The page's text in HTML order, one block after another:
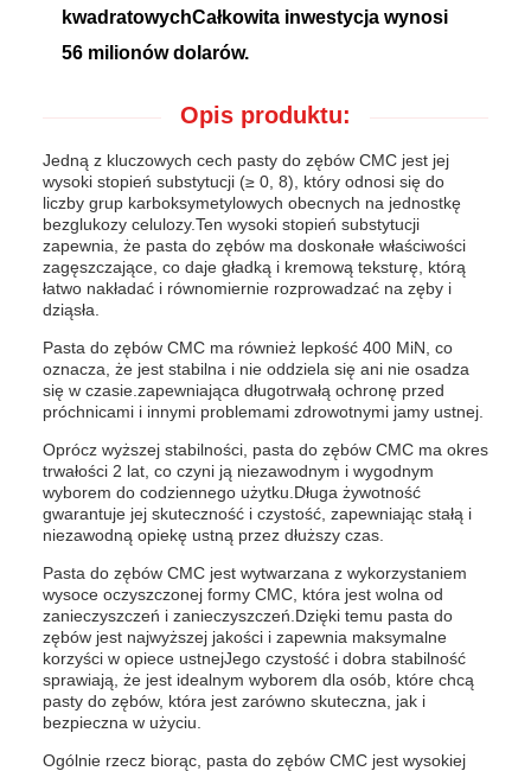
kwadratowychCałkowita inwestycja wynosi
56 milionów dolarów.
Opis produktu:
Jedną z kluczowych cech pasty do zębów CMC jest jej
wysoki stopień substytucji (≥ 0, 8), który odnosi się do
liczby grup karboksymetylowych obecnych na jednostkę
bezglukozy celulozy.Ten wysoki stopień substytucji
zapewnia, że pasta do zębów ma doskonałe właściwości
zagęszczające, co daje gładką i kremową teksturę, którą
łatwo nakładać i równomiernie rozprowadzać na zęby i
dziąsła.
Pasta do zębów CMC ma również lepkość 400 MiN, co
oznacza, że jest stabilna i nie oddziela się ani nie osadza
się w czasie.zapewniająca długotrwałą ochronę przed
próchnicami i innymi problemami zdrowotnymi jamy ustnej.
Oprócz wyższej stabilności, pasta do zębów CMC ma okres
trwałości 2 lat, co czyni ją niezawodnym i wygodnym
wyborem do codziennego użytku.Długa żywotność
gwarantuje jej skuteczność i czystość, zapewniając stałą i
niezawodną opiekę ustną przez dłuższy czas.
Pasta do zębów CMC jest wytwarzana z wykorzystaniem
wysoce oczyszczonej formy CMC, która jest wolna od
zanieczyszczeń i zanieczyszczeń.Dzięki temu pasta do
zębów jest najwyższej jakości i zapewnia maksymalne
korzyści w opiece ustnejJego czystość i dobra stabilność
sprawiają, że jest idealnym wyborem dla osób, które chcą
pasty do zębów, która jest zarówno skuteczna, jak i
bezpieczna w użyciu.
Ogólnie rzecz biorąc, pasta do zębów CMC jest wysokiej